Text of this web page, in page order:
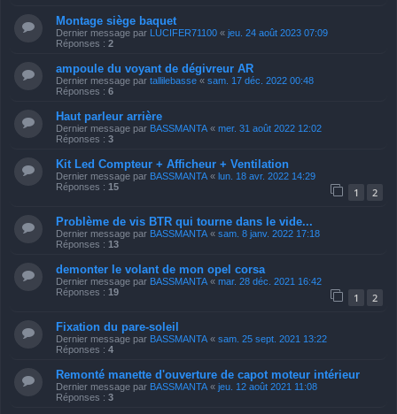
Montage siège baquet
Dernier message par LUCIFER71100 « jeu. 24 août 2023 07:09
Réponses : 2
ampoule du voyant de dégivreur AR
Dernier message par tallilebasse « sam. 17 déc. 2022 00:48
Réponses : 6
Haut parleur arrière
Dernier message par BASSMANTA « mer. 31 août 2022 12:02
Réponses : 3
Kit Led Compteur + Afficheur + Ventilation
Dernier message par BASSMANTA « lun. 18 avr. 2022 14:29
Réponses : 15 1 2
Problème de vis BTR qui tourne dans le vide...
Dernier message par BASSMANTA « sam. 8 janv. 2022 17:18
Réponses : 13
demonter le volant de mon opel corsa
Dernier message par BASSMANTA « mar. 28 déc. 2021 16:42
Réponses : 19 1 2
Fixation du pare-soleil
Dernier message par BASSMANTA « sam. 25 sept. 2021 13:22
Réponses : 4
Remonté manette d'ouverture de capot moteur intérieur
Dernier message par BASSMANTA « jeu. 12 août 2021 11:08
Réponses : 3